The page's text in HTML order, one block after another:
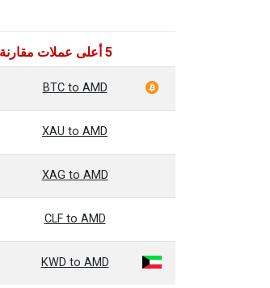
5 أعلى عملات مقارنة بـ AMD
BTC to AMD
XAU to AMD
XAG to AMD
CLF to AMD
KWD to AMD